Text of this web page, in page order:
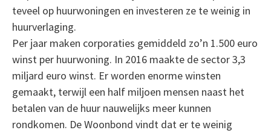
teveel op huurwoningen en investeren ze te weinig in
huurverlaging.
Per jaar maken corporaties gemiddeld zo’n 1.500 euro
winst per huurwoning. In 2016 maakte de sector 3,3
miljard euro winst. Er worden enorme winsten
gemaakt, terwijl een half miljoen mensen naast het
betalen van de huur nauwelijks meer kunnen
rondkomen. De Woonbond vindt dat er te weinig